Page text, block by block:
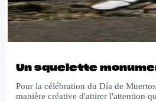
Un squelette
Pour la célébration du Día de
manière créative d'attirer l'attention